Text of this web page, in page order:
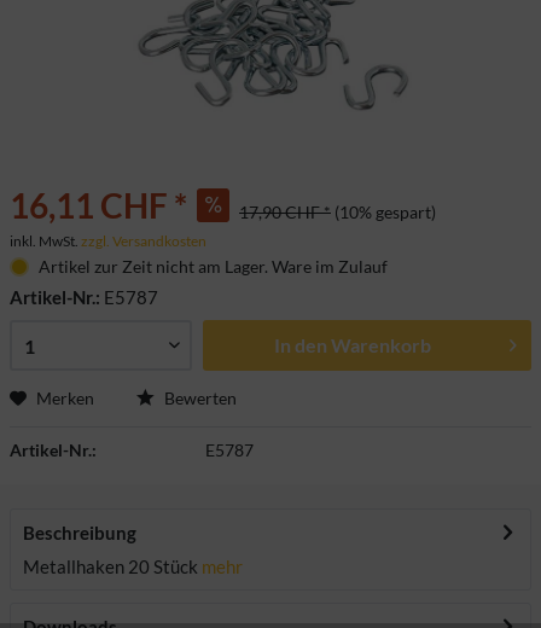
16,11 CHF * 17,90 CHF * (10% gespart)
inkl. MwSt. zzgl. Versandkosten
Artikel zur Zeit nicht am Lager. Ware im Zulauf
Artikel-Nr.: E5787
In den Warenkorb
Merken Bewerten
Artikel-Nr.: E5787
Beschreibung
Metallhaken 20 Stück mehr